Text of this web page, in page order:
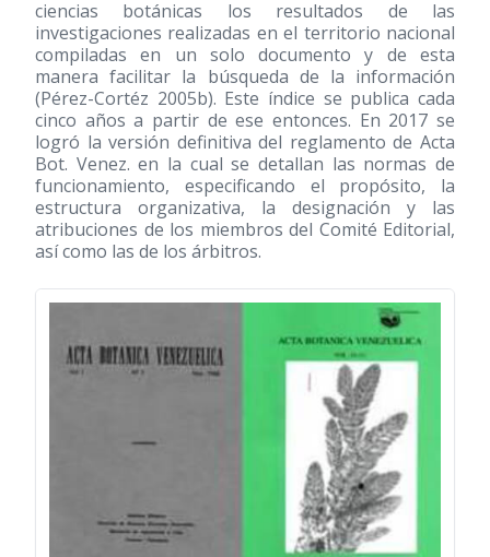
ciencias botánicas los resultados de las
investigaciones realizadas en el territorio nacional
compiladas en un solo documento y de esta
manera facilitar la búsqueda de la información
(Pérez-Cortéz 2005b). Este índice se publica cada
cinco años a partir de ese entonces. En 2017 se
logró la versión definitiva del reglamento de Acta
Bot. Venez. en la cual se detallan las normas de
funcionamiento, especificando el propósito, la
estructura organizativa, la designación y las
atribuciones de los miembros del Comité Editorial,
así como las de los árbitros.